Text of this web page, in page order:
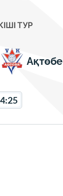
ТУР
Ақтөбе